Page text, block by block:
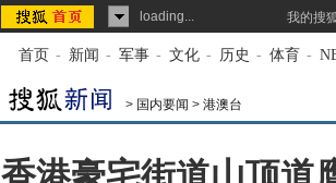
loading... 我的搜
首页 - 新闻 - 军事 - 文化 - 历史 - 体育 -
> 国内要闻 > 港澳台